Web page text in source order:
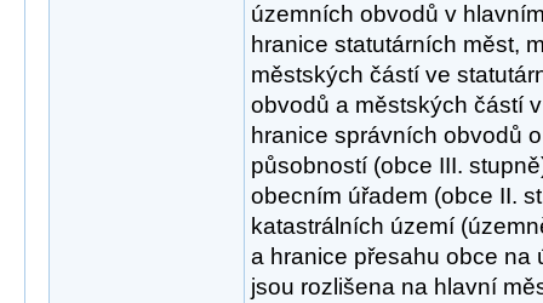
územních obvodů v
hranice statutárních měst,
městských částí ve
obvodů a městských částí
hranice správních obvodů
působností (obce III.
obecním úřadem (obce II.
katastrálních území
a hranice přesahu obce na
jsou rozlišena na hlavní